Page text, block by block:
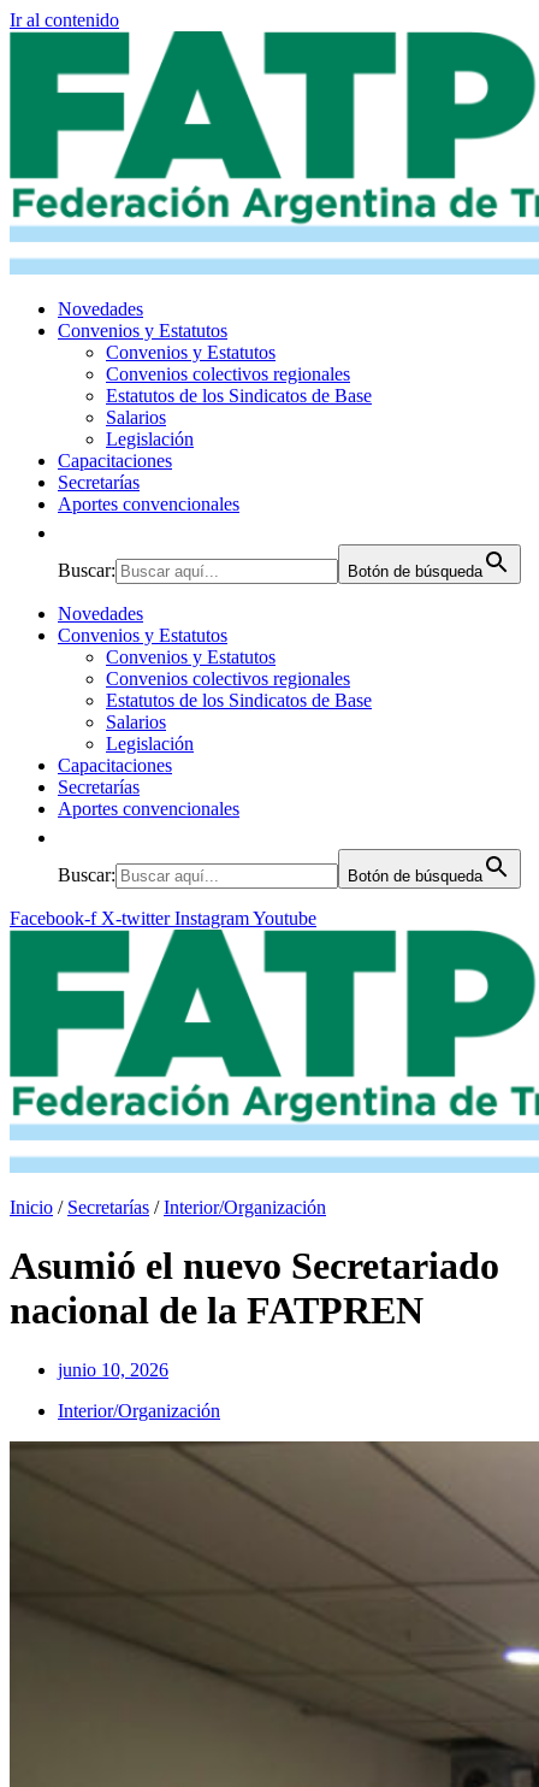
Ir al contenido
Novedades
Convenios y Estatutos
Convenios y Estatutos
Convenios colectivos regionales
Estatutos de los Sindicatos de Base
Salarios
Legislación
Capacitaciones
Secretarías
Aportes convencionales
Buscar: Botón de búsqueda
Novedades
Convenios y Estatutos
Convenios y Estatutos
Convenios colectivos regionales
Estatutos de los Sindicatos de Base
Salarios
Legislación
Capacitaciones
Secretarías
Aportes convencionales
Buscar: Botón de búsqueda
Facebook-f X-twitter InstagramYoutube
Inicio / Secretarías /Interior/Organización
Asumió el nuevo Secretariado
nacional de la FATPREN
junio 10, 2026
Interior/Organización